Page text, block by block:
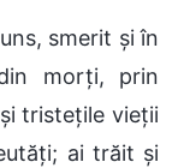
smerit și în
morți, prin
tristețile vieții
ai trăit și